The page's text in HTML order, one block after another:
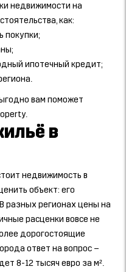
недвижимости на
как:
покупки;
ипотечный кредит;
вам поможет
в
недвижимость в
объект: его
разных регионах цены на
расценки вовсе не
дорогостоящие
ответ на вопрос –
8-12 тысяч евро за м².